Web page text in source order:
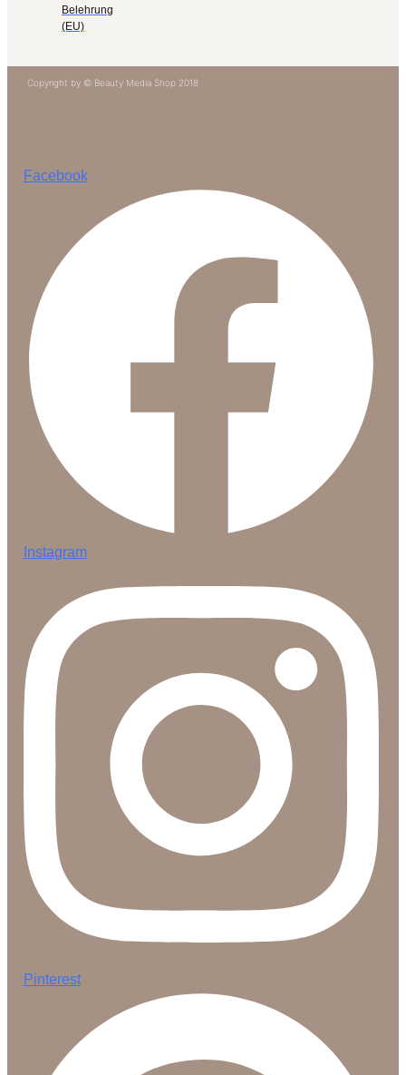
Belehrung
(EU)
Copyright by © Beauty Media Shop 2018
Facebook
Instagram
Pinterest